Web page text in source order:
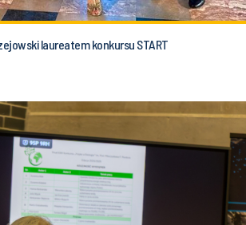
laureatem konkursu START